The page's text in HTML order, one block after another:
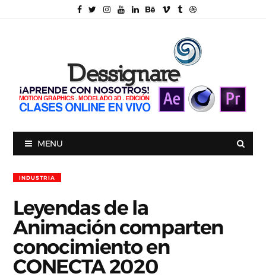
MENU
INDUSTRIA
Leyendas de la
Animación comparten
conocimiento en
CONECTA 2020